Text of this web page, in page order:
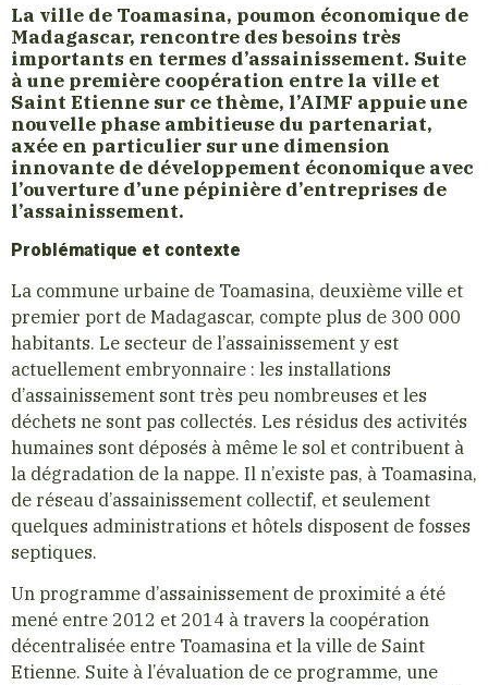
La ville de Toamasina, poumon économique de
Madagascar, rencontre des besoins très
importants en termes d’assainissement. Suite
à une première coopération entre la ville et
Saint Etienne sur ce thème, l’AIMF appuie une
nouvelle phase ambitieuse du partenariat,
axée en particulier sur une dimension
innovante de développement économique avec
l’ouverture d’une pépinière d’entreprises de
l’assainissement.
Problématique et contexte
La commune urbaine de Toamasina, deuxième ville et
premier port de Madagascar, compte plus de 300 000
habitants. Le secteur de l’assainissement y est
actuellement embryonnaire : les installations
d’assainissement sont très peu nombreuses et les
déchets ne sont pas collectés. Les résidus des activités
humaines sont déposés à même le sol et contribuent à
la dégradation de la nappe. Il n’existe pas, à Toamasina,
de réseau d’assainissement collectif, et seulement
quelques administrations et hôtels disposent de fosses
septiques.
Un programme d’assainissement de proximité a été
mené entre 2012 et 2014 à travers la coopération
décentralisée entre Toamasina et la ville de Saint
Etienne. Suite à l’évaluation de ce programme, une